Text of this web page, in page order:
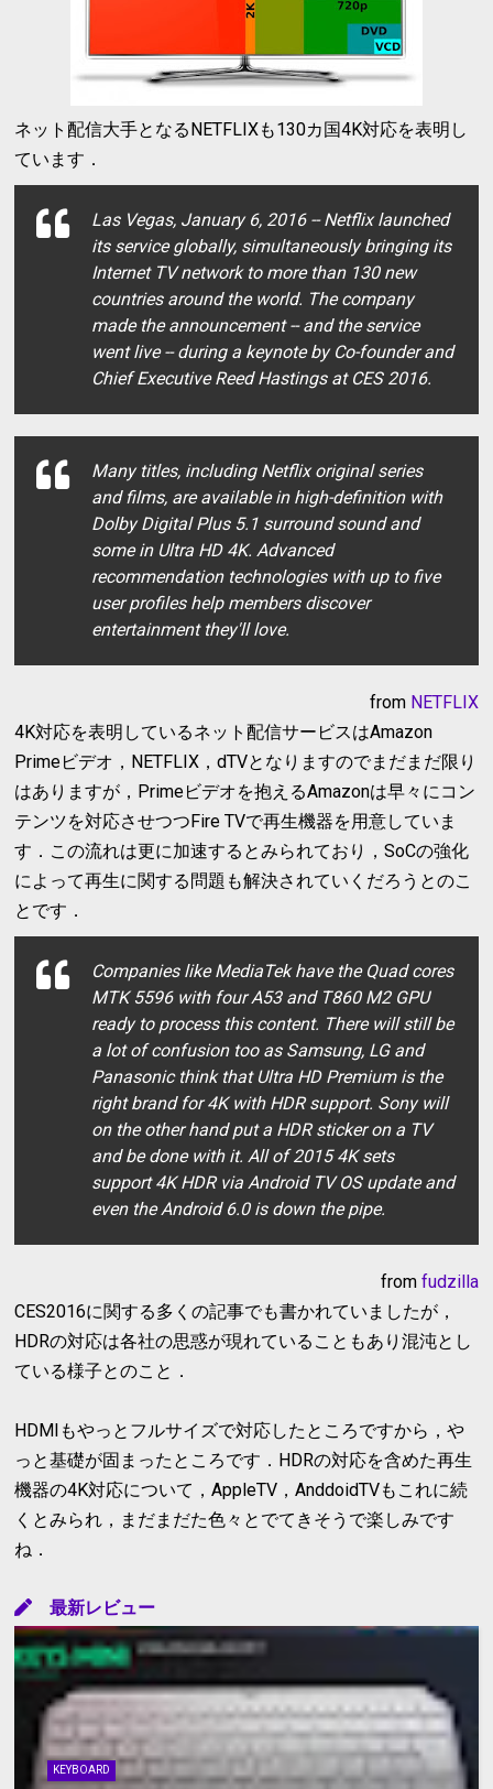
ネット配信大手となるNETFLIXも130カ国4K対応を表明し
ています．
Las Vegas, January 6, 2016 -- Netflix launched
its service globally, simultaneously bringing its
Internet TV network to more than 130 new
countries around the world. The company
made the announcement -- and the service
went live -- during a keynote by Co-founder and
Chief Executive Reed Hastings at CES 2016.
Many titles, including Netflix original series
and films, are available in high-definition with
Dolby Digital Plus 5.1 surround sound and
some in Ultra HD 4K. Advanced
recommendation technologies with up to five
user profiles help members discover
entertainment they'll love.
from NETFLIX
4K対応を表明しているネット配信サービスはAmazon
Primeビデオ，NETFLIX，dTVとなりますのでまだまだ限り
はありますが，Primeビデオを抱えるAmazonは早々にコン
テンツを対応させつつFire TVで再生機器を用意していま
す．この流れは更に加速するとみられており，SoCの強化
によって再生に関する問題も解決されていくだろうとのこ
とです．
Companies like MediaTek have the Quad cores
MTK 5596 with four A53 and T860 M2 GPU
ready to process this content. There will still be
a lot of confusion too as Samsung, LG and
Panasonic think that Ultra HD Premium is the
right brand for 4K with HDR support. Sony will
on the other hand put a HDR sticker on a TV
and be done with it. All of 2015 4K sets
support 4K HDR via Android TV OS update and
even the Android 6.0 is down the pipe.
from fudzilla
CES2016に関する多くの記事でも書かれていましたが，
HDRの対応は各社の思惑が現れていることもあり混沌とし
ている様子とのこと．
HDMIもやっとフルサイズで対応したところですから，や
っと基礎が固まったところです．HDRの対応を含めた再生
機器の4K対応について，AppleTV，AnddoidTVもこれに続
くとみられ，まだまだた色々とでてきそうで楽しみです
ね．
最新レビュー
KEYBOARD